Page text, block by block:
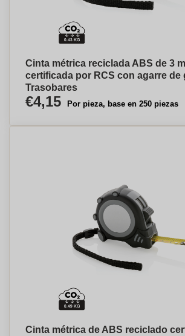
Cinta métrica reciclada ABS de 3
certificada por RCS con agarre de
Trasobares
€4,15 Por pieza, base en 250 piezas
Cinta métrica de ABS reciclado